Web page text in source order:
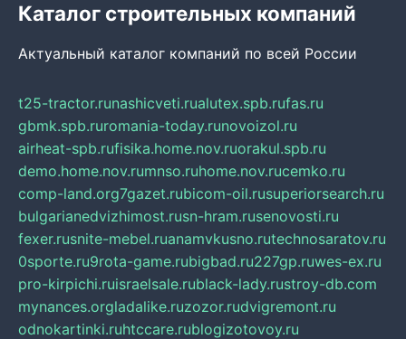
Каталог строительных компаний
Актуальный каталог компаний по всей России
t25-tractor.runashicveti.rualutex.spb.rufas.ru
gbmk.spb.ruromania-today.runovoizol.ru
airheat-spb.rufisika.home.nov.ruorakul.spb.ru
demo.home.nov.rumnso.ruhome.nov.rucemko.ru
comp-land.org7gazet.rubicom-oil.rusuperiorsearch.ru
bulgarianedvizhimost.rusn-hram.rusenovosti.ru
fexer.rusnite-mebel.ruanamvkusno.rutechnosaratov.ru
0sporte.ru9rota-game.rubigbad.ru227gp.ruwes-ex.ru
pro-kirpichi.ruisraelsale.rublack-lady.rustroy-db.com
mynances.orgladalike.ruzozor.rudvigremont.ru
odnokartinki.ruhtccare.rublogizotovoy.ru